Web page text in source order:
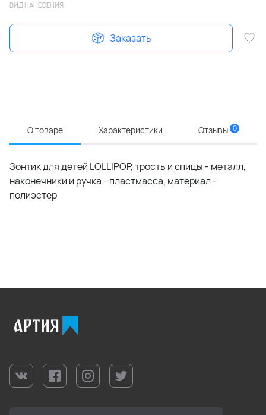
ВИД НАНЕСЕНИЯ
Заказать
О товаре Характеристики Отзывы 0
Зонтик для детей LOLLIPOP, трость и спицы - металл,
наконечники и ручка - пластмасса, материал -
полиэстер